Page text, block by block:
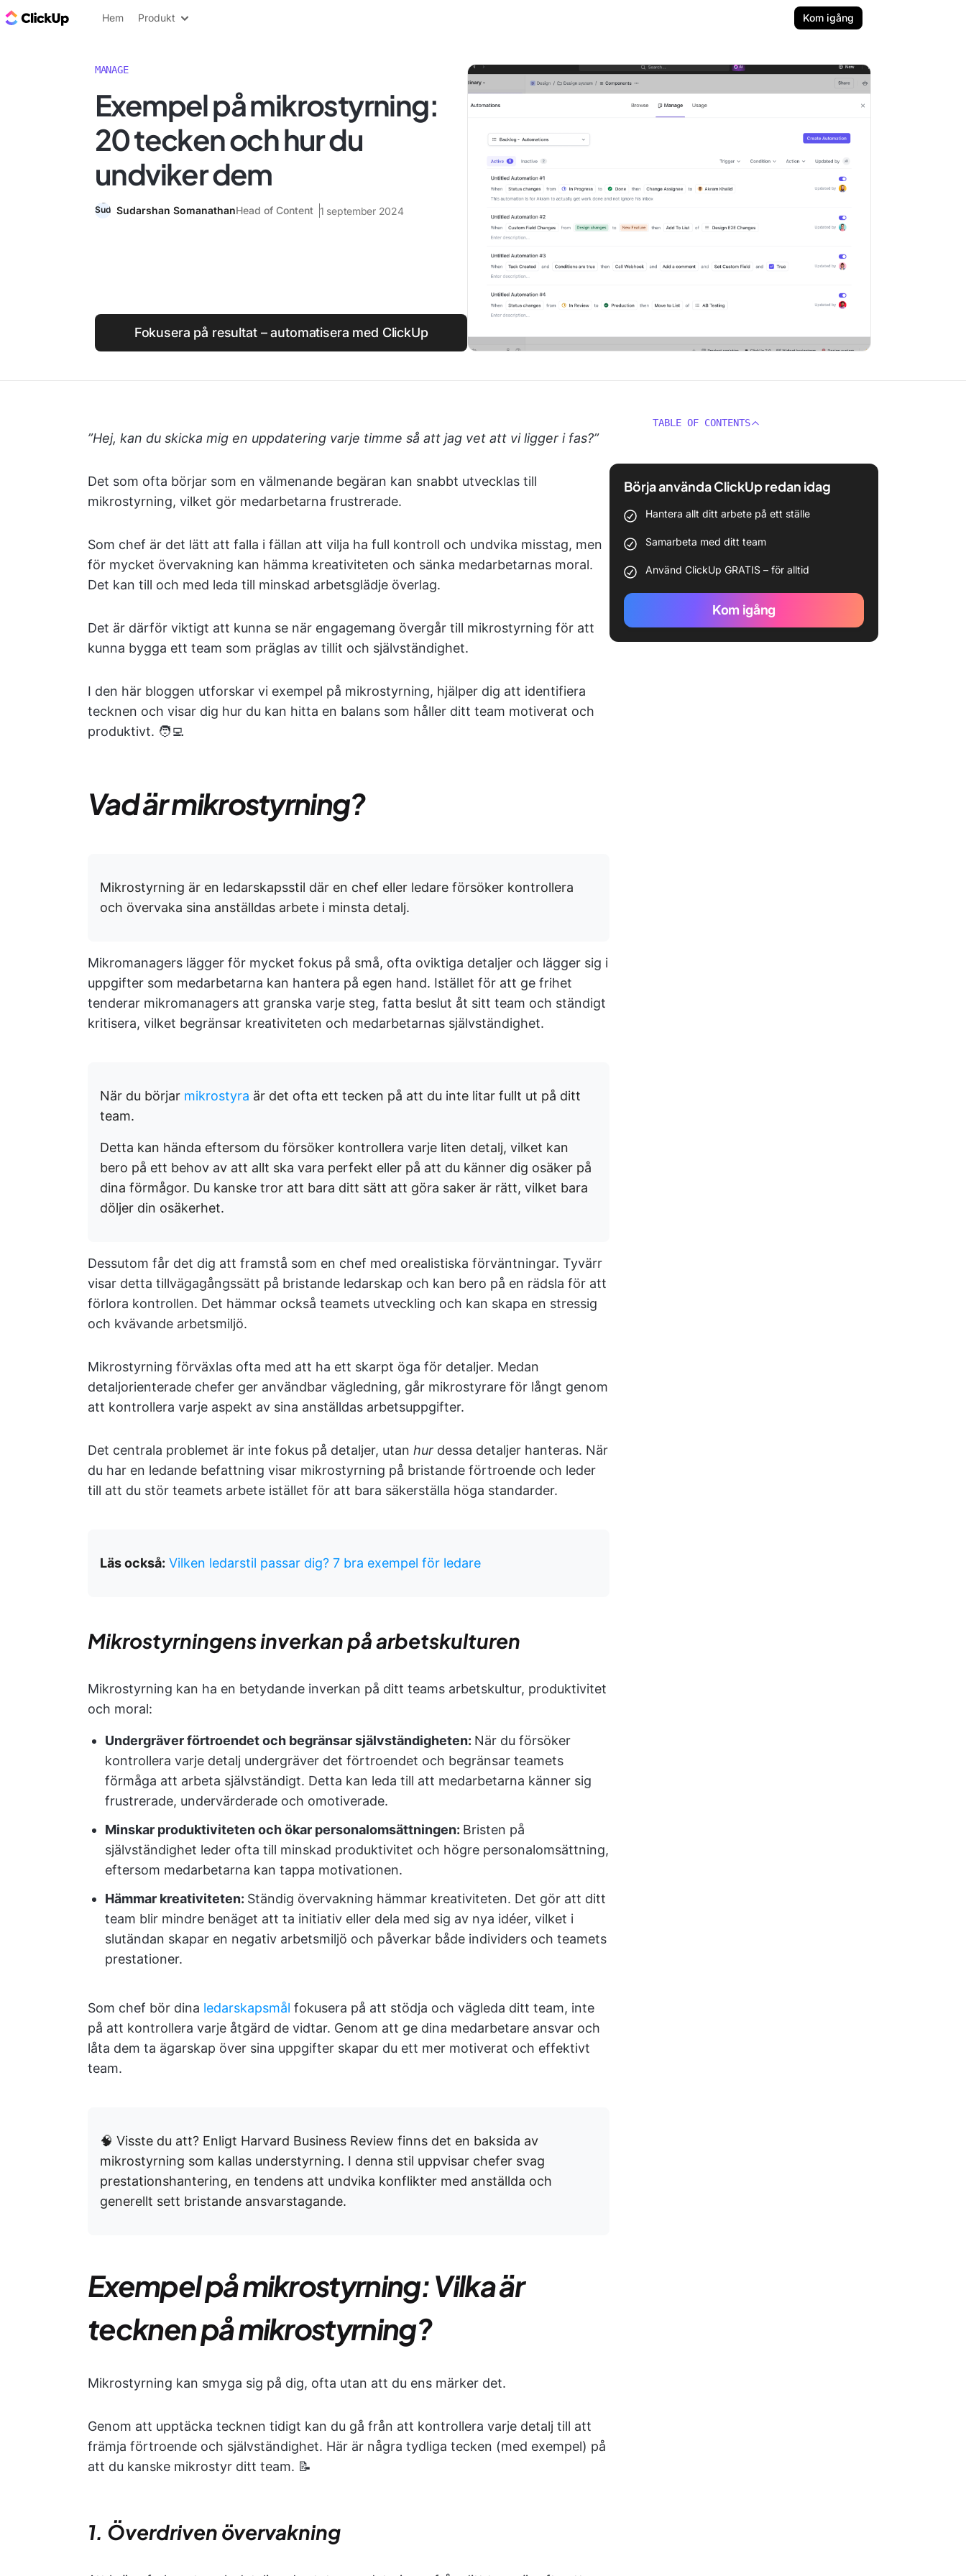
ClickUp-bloggen
Hem Produkt Kom igång
MANAGE
Exempel på mikrostyrning:
20 tecken och hur du
undviker dem
Sudarshan SomanathanHead of Content 1 september 2024
Fokusera på resultat – automatisera med ClickUp
”Hej, kan du skicka mig en uppdatering varje timme så att jag vet att vi ligger i fas?”
Det som ofta börjar som en välmenande begäran kan snabbt utvecklas till
mikrostyrning, vilket gör medarbetarna frustrerade.
Som chef är det lätt att falla i fällan att vilja ha full kontroll och undvika misstag, men
för mycket övervakning kan hämma kreativiteten och sänka medarbetarnas moral.
Det kan till och med leda till minskad arbetsglädje överlag.
Det är därför viktigt att kunna se när engagemang övergår till mikrostyrning för att
kunna bygga ett team som präglas av tillit och självständighet.
I den här bloggen utforskar vi exempel på mikrostyrning, hjälper dig att identifiera
tecknen och visar dig hur du kan hitta en balans som håller ditt team motiverat och
produktivt. 🧑‍💻
Vad är mikrostyrning?
Mikrostyrning är en ledarskapsstil där en chef eller ledare försöker kontrollera
och övervaka sina anställdas arbete i minsta detalj.
Mikromanagers lägger för mycket fokus på små, ofta oviktiga detaljer och lägger sig i
uppgifter som medarbetarna kan hantera på egen hand. Istället för att ge frihet
tenderar mikromanagers att granska varje steg, fatta beslut åt sitt team och ständigt
kritisera, vilket begränsar kreativiteten och medarbetarnas självständighet.
När du börjar mikrostyra är det ofta ett tecken på att du inte litar fullt ut på ditt
team.
Detta kan hända eftersom du försöker kontrollera varje liten detalj, vilket kan
bero på ett behov av att allt ska vara perfekt eller på att du känner dig osäker på
dina förmågor. Du kanske tror att bara ditt sätt att göra saker är rätt, vilket bara
döljer din osäkerhet.
Dessutom får det dig att framstå som en chef med orealistiska förväntningar. Tyvärr
visar detta tillvägagångssätt på bristande ledarskap och kan bero på en rädsla för att
förlora kontrollen. Det hämmar också teamets utveckling och kan skapa en stressig
och kvävande arbetsmiljö.
Mikrostyrning förväxlas ofta med att ha ett skarpt öga för detaljer. Medan
detaljorienterade chefer ger användbar vägledning, går mikrostyrare för långt genom
att kontrollera varje aspekt av sina anställdas arbetsuppgifter.
Det centrala problemet är inte fokus på detaljer, utan hur dessa detaljer hanteras. När
du har en ledande befattning visar mikrostyrning på bristande förtroende och leder
till att du stör teamets arbete istället för att bara säkerställa höga standarder.
Läs också: Vilken ledarstil passar dig? 7 bra exempel för ledare
Mikrostyrningens inverkan på arbetskulturen
Mikrostyrning kan ha en betydande inverkan på ditt teams arbetskultur, produktivitet
och moral:
Undergräver förtroendet och begränsar självständigheten: När du försöker
kontrollera varje detalj undergräver det förtroendet och begränsar teamets
förmåga att arbeta självständigt. Detta kan leda till att medarbetarna känner sig
frustrerade, undervärderade och omotiverade.
Minskar produktiviteten och ökar personalomsättningen: Bristen på
självständighet leder ofta till minskad produktivitet och högre personalomsättning,
eftersom medarbetarna kan tappa motivationen.
Hämmar kreativiteten: Ständig övervakning hämmar kreativiteten. Det gör att ditt
team blir mindre benäget att ta initiativ eller dela med sig av nya idéer, vilket i
slutändan skapar en negativ arbetsmiljö och påverkar både individers och teamets
prestationer.
Som chef bör dina ledarskapsmål fokusera på att stödja och vägleda ditt team, inte
på att kontrollera varje åtgärd de vidtar. Genom att ge dina medarbetare ansvar och
låta dem ta ägarskap över sina uppgifter skapar du ett mer motiverat och effektivt
team.
🧠 Visste du att? Enligt Harvard Business Review finns det en baksida av
mikrostyrning som kallas understyrning. I denna stil uppvisar chefer svag
prestationshantering, en tendens att undvika konflikter med anställda och
generellt sett bristande ansvarstagande.
Exempel på mikrostyrning: Vilka är
tecknen på mikrostyrning?
Mikrostyrning kan smyga sig på dig, ofta utan att du ens märker det.
Genom att upptäcka tecknen tidigt kan du gå från att kontrollera varje detalj till att
främja förtroende och självständighet. Här är några tydliga tecken (med exempel) på
att du kanske mikrostyr ditt team. 📝
1. Överdriven övervakning
TABLE OF CONTENTS
Börja använda ClickUp redan idag
Hantera allt ditt arbete på ett ställe
Samarbeta med ditt team
Använd ClickUp GRATIS – för alltid
Kom igång